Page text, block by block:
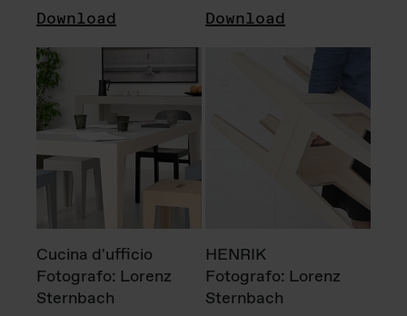
Download Download
Cucina d'ufficio
Fotografo: Lorenz
Sternbach
HENRIK
Fotografo: Lorenz
Sternbach